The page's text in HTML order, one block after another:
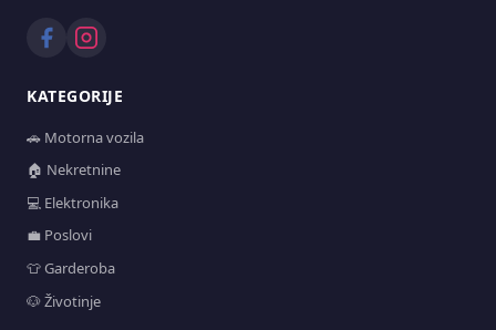
KATEGORIJE
🚗 Motorna vozila
🏠 Nekretnine
💻 Elektronika
💼 Poslovi
👕 Garderoba
🐶 Životinje